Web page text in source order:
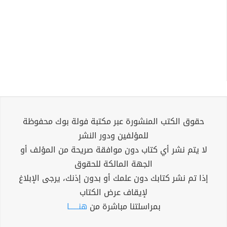
حقوق الكتب المنشورة عبر مكتبة فولة بوك محفوظة
للمؤلفين ودور النشر
لا يتم نشر أي كتاب دون موافقة صريحة من المؤلف أو
الجهة المالكة للحقوق
إذا تم نشر كتابك دون علمك أو بدون إذنك، يرجى الإبلاغ
لإيقاف عرض الكتاب
بمراسلتنا مباشرة من هنــــــا